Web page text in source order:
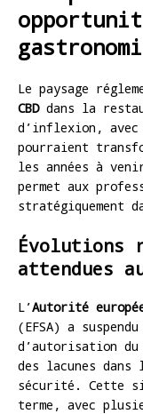
Le paysage
CBDdans la
d’inflexion,
pourraient
les années à
permet aux
stratégiquement
Évolutions
attendues
L’Autorité
(EFSA) a
d’autorisation du
des lacunes
sécurité. Cette
terme, avec